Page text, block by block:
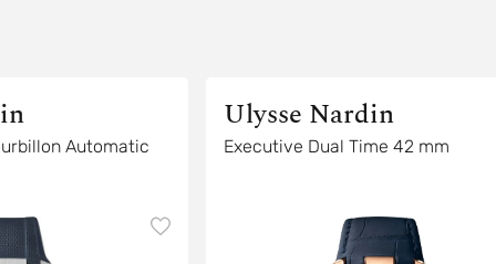
Automatic
Ulysse Nardin
Executive Dual Time 42 mm